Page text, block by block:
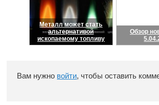
Металл может стать
альтернативой
ископаемому топливу
Обзор
Вам нужно войти, чтобы оставить